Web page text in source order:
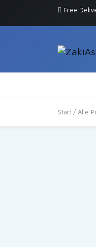
Free
Start / Alle